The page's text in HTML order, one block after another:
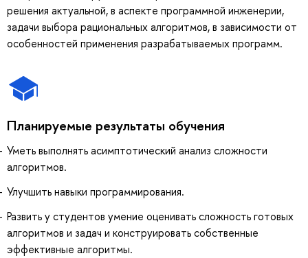
решения актуальной, в аспекте программной инженерии,
задачи выбора рациональных алгоритмов, в зависимости от
особенностей применения разрабатываемых программ.
Планируемые результаты обучения
Уметь выполнять асимптотический анализ сложности
алгоритмов.
Улучшить навыки программирования.
Развить у студентов умение оценивать сложность готовых
алгоритмов и задач и конструировать собственные
эффективные алгоритмы.